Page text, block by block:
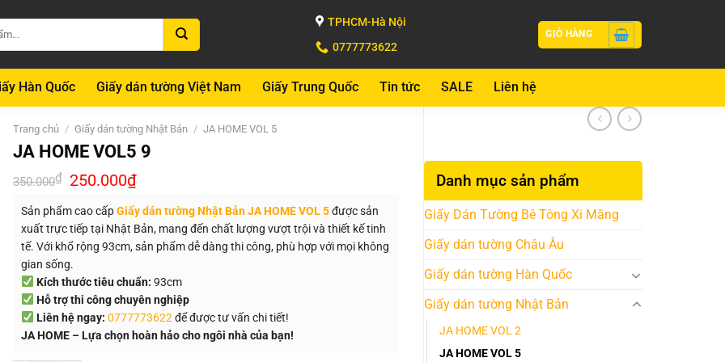
TPHCM-Hà Nội
0777773622
GIỎ HÀNG
Hàn Quốc Giấy dán tường Việt Nam Giấy Trung Quốc Tin tức SALE Liên hệ
Danh mục sản phẩm
Giấy Dán Tường Bê Tông Xi Măng
Giấy dán tường Châu Âu
Giấy dán tường Hàn Quốc
Giấy dán tường Nhật Bản
JA HOME VOL 2
JA HOME VOL 5
Trang chủ / Giấy dán tường Nhật Bản / JA HOME VOL 5
JA HOME VOL5 9
350.000₫ Giá
gốc
350.000₫.
250.000₫Giá
hiện
là:
250.000₫.
Sản phẩm cao cấpGiấy dán tường Nhật Bản JA HOME VOL 5được sản
xuất trực tiếp tại Nhật Bản, mang đến chất lượng vượt trội và thiết kế tinh
tế. Với khổ rộng 93cm, sản phẩm dễ dàng thi công, phù hợp với mọi không
gian sống.
Kích thước tiêu chuẩn: 93cm
Hỗ trợ thi công chuyên nghiệp
Liên hệ ngay: 0777773622 để được tư vấn chi tiết!
JA HOME – Lựa chọn hoàn hảo cho ngôi nhà của bạn!